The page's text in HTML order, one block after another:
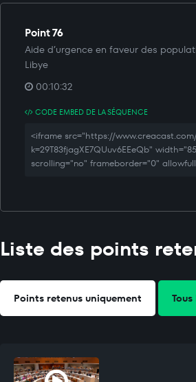
Point 76
Aide d’urgence en faveur des
Libye
00:10:32
CODE EMBED DE LA SÉQUENCE
<iframe src="https://
k=29T83fjagXE7QUuv6EEeQb"
scrolling="no" frameborder="0"
Liste des points
Points retenus uniquement